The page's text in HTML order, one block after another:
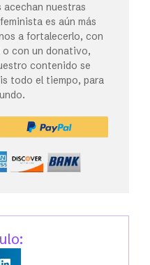
nuestras
es aún más
a fortalecerlo, con
o con un donativo,
contenido se
todo el tiempo, para